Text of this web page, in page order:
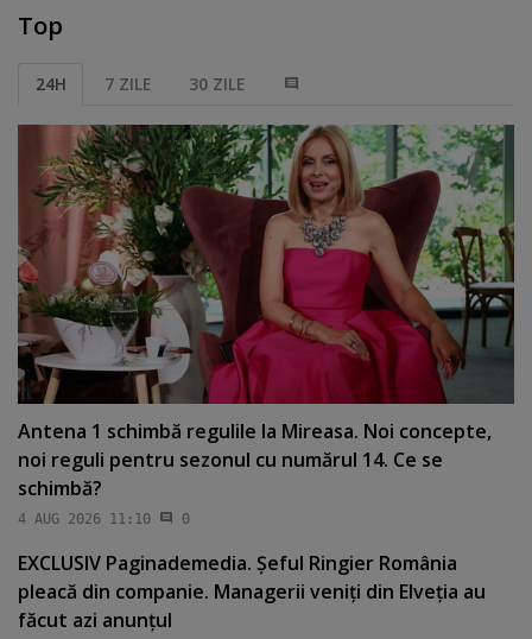
Top
24H 7 ZILE 30 ZILE
Antena 1 schimbă regulile la Mireasa. Noi concepte,
noi reguli pentru sezonul cu numărul 14. Ce se
schimbă?
4 AUG 2026 11:10 0
EXCLUSIV Paginademedia. Şeful Ringier România
pleacă din companie. Managerii veniţi din Elveţia au
făcut azi anunţul